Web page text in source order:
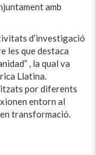
amb
d’investigació
les que destaca
, la qual va
Llatina.
por diferents
entorn al
transformació.